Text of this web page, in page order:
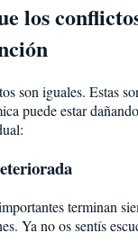
los
son iguales. Estas
puede estar
terminan
Ya no os sentís